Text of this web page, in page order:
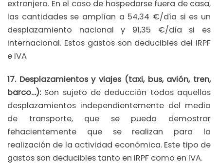
extranjero. En el caso de hospedarse fuera de casa,
las cantidades se amplían a 54,34 €/día si es un
desplazamiento nacional y 91,35 €/día si es
internacional. Estos gastos son deducibles del IRPF
e IVA
17. Desplazamientos y viajes (taxi, bus, avión, tren,
barco…): Son sujeto de deducción todos aquellos
desplazamientos independientemente del medio
de transporte, que se pueda demostrar
fehacientemente que se realizan para la
realización de la actividad económica. Este tipo de
gastos son deducibles tanto en IRPF como en IVA.